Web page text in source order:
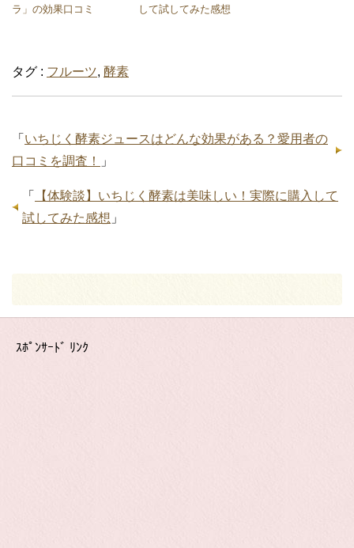
ラ」の効果口コミ
して試してみた感想
タグ : フルーツ, 酵素
「 いちじく酵素ジュースはどんな効果がある？愛用者の
口コミを調査！
」
「
【体験談】いちじく酵素は美味しい！実際に購入して
試してみた感想 」
ｽﾎﾟﾝｻｰﾄﾞ ﾘﾝｸ